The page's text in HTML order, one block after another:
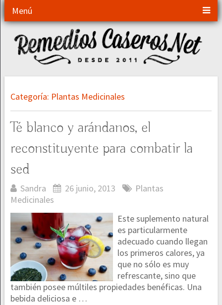
Menú
Categoría: Plantas Medicinales
Té blanco y arándanos, el
reconstituyente para combatir la
sed
Sandra 26 junio, 2013
Plantas
Medicinales
Este suplemento natural
es particularmente
adecuado cuando llegan
los primeros calores, ya
que no sólo es muy
refrescante, sino que
también posee múltiles propiedades benéficas. Una
bebida deliciosa e …